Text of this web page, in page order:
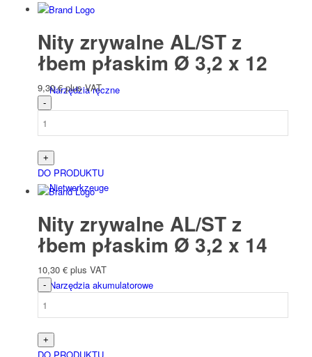
Narzędzia ręczne
Niet­werk­zeuge
Narzędzia akumulatorowe
Nity zrywalne AL/ST z
łbem płaskim Ø 3,2 x 12
9,30€ plus VAT
DO PRODUKTU
Nity zrywalne AL/ST z
łbem płaskim Ø 3,2 x 14
10,30 € plus VAT